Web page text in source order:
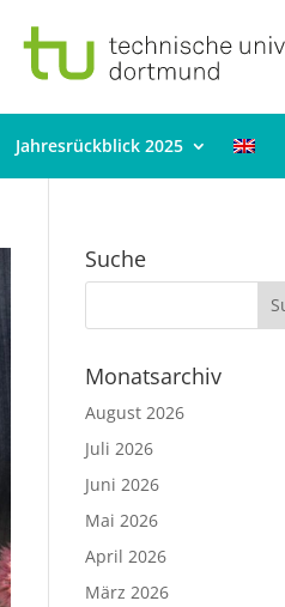
Jahresrückblick 2025
Suche
Monatsarchiv
August 2026
Juli 2026
Juni 2026
Mai 2026
April 2026
März 2026